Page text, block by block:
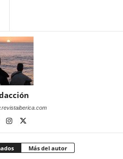
Más del autor